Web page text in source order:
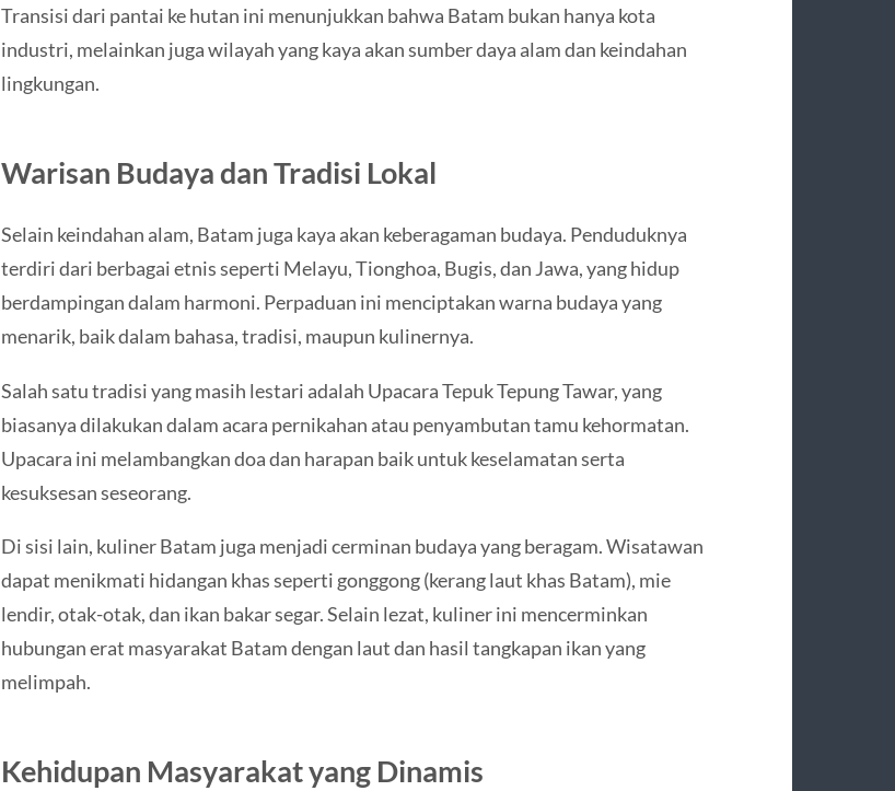
Transisi dari pantai ke hutan ini menunjukkan bahwa Batam bukan hanya kota
industri, melainkan juga wilayah yang kaya akan sumber daya alam dan keindahan
lingkungan.
Warisan Budaya dan Tradisi Lokal
Selain keindahan alam, Batam juga kaya akan keberagaman budaya. Penduduknya
terdiri dari berbagai etnis seperti Melayu, Tionghoa, Bugis, dan Jawa, yang hidup
berdampingan dalam harmoni. Perpaduan ini menciptakan warna budaya yang
menarik, baik dalam bahasa, tradisi, maupun kulinernya.
Salah satu tradisi yang masih lestari adalah Upacara Tepuk Tepung Tawar, yang
biasanya dilakukan dalam acara pernikahan atau penyambutan tamu kehormatan.
Upacara ini melambangkan doa dan harapan baik untuk keselamatan serta
kesuksesan seseorang.
Di sisi lain, kuliner Batam juga menjadi cerminan budaya yang beragam. Wisatawan
dapat menikmati hidangan khas seperti gonggong (kerang laut khas Batam), mie
lendir, otak-otak, dan ikan bakar segar. Selain lezat, kuliner ini mencerminkan
hubungan erat masyarakat Batam dengan laut dan hasil tangkapan ikan yang
melimpah.
Kehidupan Masyarakat yang Dinamis